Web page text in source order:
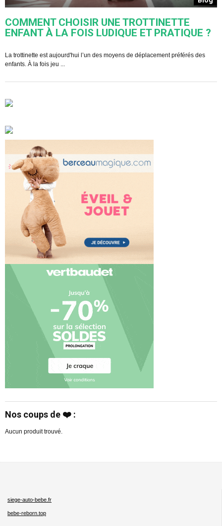
COMMENT CHOISIR UNE TROTTINETTE
ENFANT À LA FOIS LUDIQUE ET PRATIQUE ?
La trottinette est aujourd'hui l’un des moyens de déplacement préférés des
enfants. À la fois jeu ...
Nos coups de ❤️ :
Aucun produit trouvé.
siege-auto-bebe.fr
bebe-reborn.top